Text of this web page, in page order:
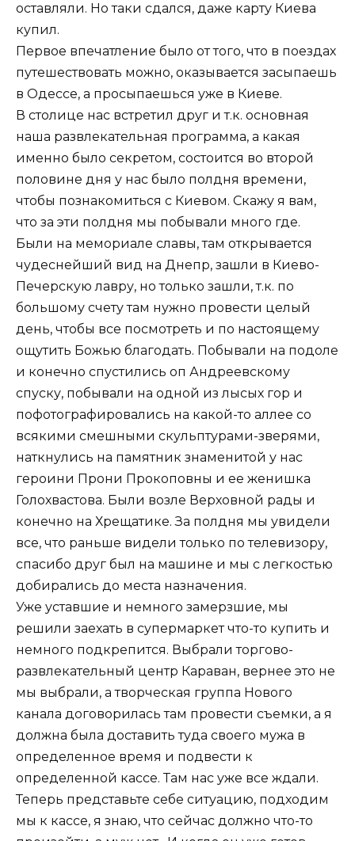
оставляли. Но таки сдался, даже карту Киева
купил.
Первое впечатление было от того, что в поездах
путешествовать можно, оказывается засыпаешь
в Одессе, а просыпаешься уже в Киеве.
В столице нас встретил друг и т.к. основная
наша развлекательная программа, а какая
именно было секретом, состоится во второй
половине дня у нас было полдня времени,
чтобы познакомиться с Киевом. Скажу я вам,
что за эти полдня мы побывали много где.
Были на мемориале славы, там открывается
чудеснейший вид на Днепр, зашли в Киево-
Печерскую лавру, но только зашли, т.к. по
большому счету там нужно провести целый
день, чтобы все посмотреть и по настоящему
ощутить Божью благодать. Побывали на подоле
и конечно спустились оп Андреевскому
спуску, побывали на одной из лысых гор и
пофотографировались на какой-то аллее со
всякими смешными скульптурами-зверями,
наткнулись на памятник знаменитой у нас
героини Прони Прокоповны и ее женишка
Голохвастова. Были возле Верховной рады и
конечно на Хрещатике. За полдня мы увидели
все, что раньше видели только по телевизору,
спасибо друг был на машине и мы с легкостью
добирались до места назначения.
Уже уставшие и немного замерзшие, мы
решили заехать в супермаркет что-то купить и
немного подкрепится. Выбрали торгово-
развлекательный центр Караван, вернее это не
мы выбрали, а творческая группа Нового
канала договорилась там провести съемки, а я
должна была доставить туда своего мужа в
определенное время и подвести к
определенной кассе. Там нас уже все ждали.
Теперь представьте себе ситуацию, подходим
мы к кассе, я знаю, что сейчас должно что-то